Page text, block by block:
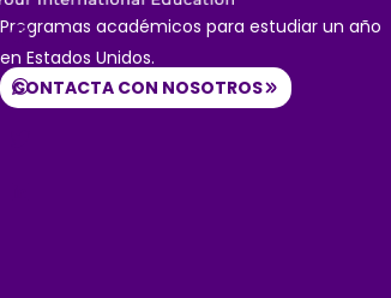
Programas académicos para estudiar un año
en Estados Unidos.
CONTACTA CON NOSOTROS